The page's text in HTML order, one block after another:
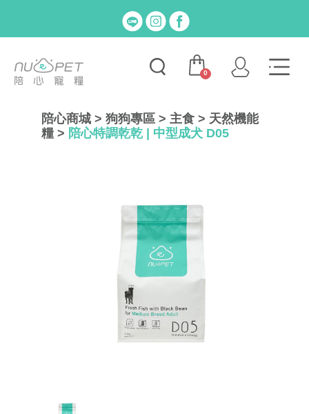
0
陪心商城 > 狗狗專區 > 主食 > 天然機能
糧 > 陪心特調乾乾 | 中型成犬 D05